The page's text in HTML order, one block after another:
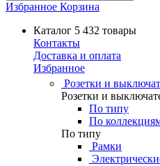
Избранное Корзина
Каталог 5 432 товары
Контакты
Доставка и оплата
Избранное
Розетки и
Розетки и
По типу
По
По типу
Рамки